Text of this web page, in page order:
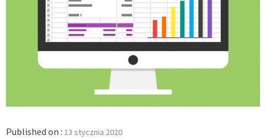
Published on : 13 stycznia 2020